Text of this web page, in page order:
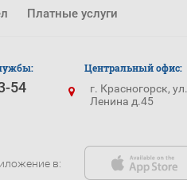
Платные услуги
54
Центральный офис:
г. Красногорск, ул.
Ленина д.45
в: